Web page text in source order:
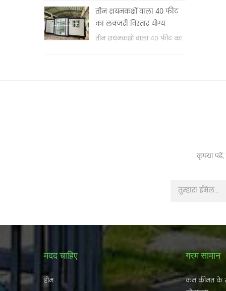
वॉश बेसिन & nbsp;
तीन शयनकक्षों वाला 40 फीट
का लक्जरी विस्तार योग्य
कंटेनर हाउस
तीन शयनकक्षों वाला 40 फीट का
कृपया
मदद चाहिए
होम
गरम सामान
कम कीमत के